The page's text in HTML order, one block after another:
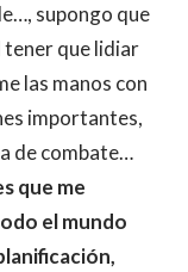
supongo que
tener que lidiar
las manos con
importantes,
de combate…
que me
el mundo